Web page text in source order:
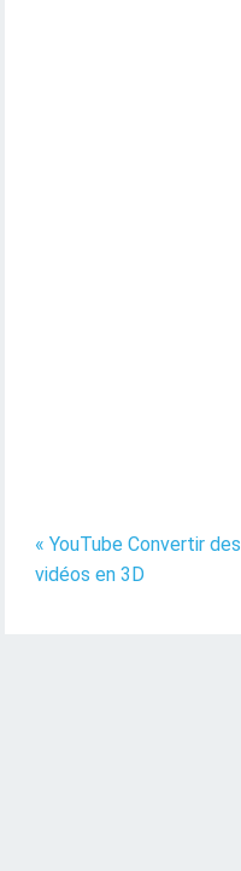
« YouTube Convertir des
vidéos en 3D